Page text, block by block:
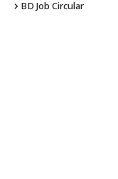
BD Job Circular